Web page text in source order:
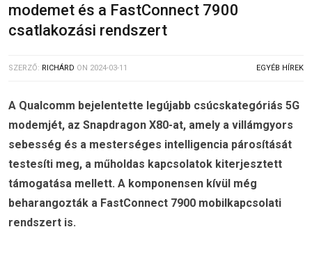
modemet és a FastConnect 7900
csatlakozási rendszert
SZERZŐ: RICHÁRD ON 2024-03-11 EGYÉB HÍREK
A Qualcomm bejelentette legújabb csúcskategóriás 5G
modemjét, az Snapdragon X80-at, amely a villámgyors
sebesség és a mesterséges intelligencia párosítását
testesíti meg, a műholdas kapcsolatok kiterjesztett
támogatása mellett. A komponensen kívül még
beharangozták a FastConnect 7900 mobilkapcsolati
rendszert is.